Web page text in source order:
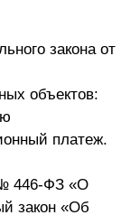
закона от
объектов:
платеж.
446-ФЗ «О
закон «Об